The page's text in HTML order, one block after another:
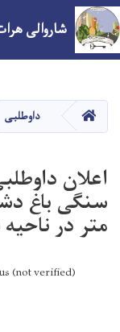
شاروالی
صفحه اصلیداوطلبی
اعلان
متر در ناحیه ۵ شهر هرات
(not verified)